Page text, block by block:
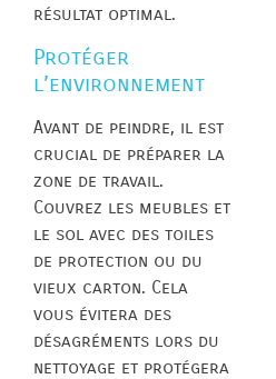
résultat optimal.
Protéger
l’environnement
Avant de peindre, il est
crucial de préparer la
zone de travail.
Couvrez les meubles et
le sol avec des toiles
de protection ou du
vieux carton. Cela
vous évitera des
désagréments lors du
nettoyage et protégera